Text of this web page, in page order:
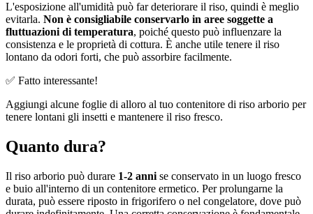
L'esposizione all'umidità può far deteriorare il riso, quindi è meglio
evitarla. Non è consigliabile conservarlo in aree soggette a
fluttuazioni di temperatura, poiché questo può influenzare la
consistenza e le proprietà di cottura. È anche utile tenere il riso
lontano da odori forti, che può assorbire facilmente.
✅ Fatto interessante!
Aggiungi alcune foglie di alloro al tuo contenitore di riso arborio per
tenere lontani gli insetti e mantenere il riso fresco.
Quanto dura?
Il riso arborio può durare 1-2 anni se conservato in un luogo fresco
e buio all'interno di un contenitore ermetico. Per prolungarne la
durata, può essere riposto in frigorifero o nel congelatore, dove può